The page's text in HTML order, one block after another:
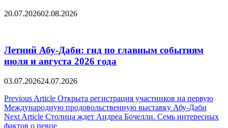
20.07.202602.08.2026
Летний Абу-Даби: гид по главным событиям
июля и августа 2026 года
03.07.202624.07.2026
Post
navigation
Previous Article Открыта регистрация участников на первую
Международную продовольственную выставку Абу-Даби
Next Article Столица ждет Андреа Бочелли. Семь интересных
фактов о певце